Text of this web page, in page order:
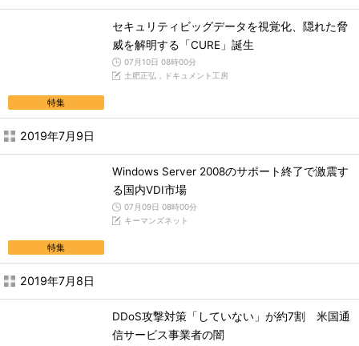
特集
セキュリティビッグデータを視覚化、隠れた脅
威を解明する「CURE」誕生
07月10日 08時00分
土肥正弘，ドキュメント工房
2019年7月9日
特集
Windows Server 2008のサポート終了で激震す
る国内VDI市場
07月09日 08時00分
キーマンズネット
2019年7月8日
DDoS攻撃対策「していない」が約7割 米国通
信サービス事業者の闇